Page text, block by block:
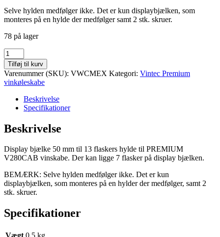
Selve hylden medfølger ikke. Det er kun displaybjælken, som
monteres på en hylde der medfølger samt 2 stk. skruer.
78 på lager
Display
bjælke
50
mm
til
flaskers
til
PREMIUM
vinkøleskabe
antal
Tilføj til kurv
Varenummer (SKU): VWCMEX Kategori: Vintec Premium
vinkøleskabe
Beskrivelse
Specifikationer
Beskrivelse
Display bjælke 50 mm til 13 flaskers hylde til PREMIUM
V280CAB vinskabe. Der kan ligge 7 flasker på display bjælken.
BEMÆRK: Selve hylden medfølger ikke. Det er kun
displaybjælken, som monteres på en hylder der medfølger, samt 2
stk. skruer.
Specifikationer